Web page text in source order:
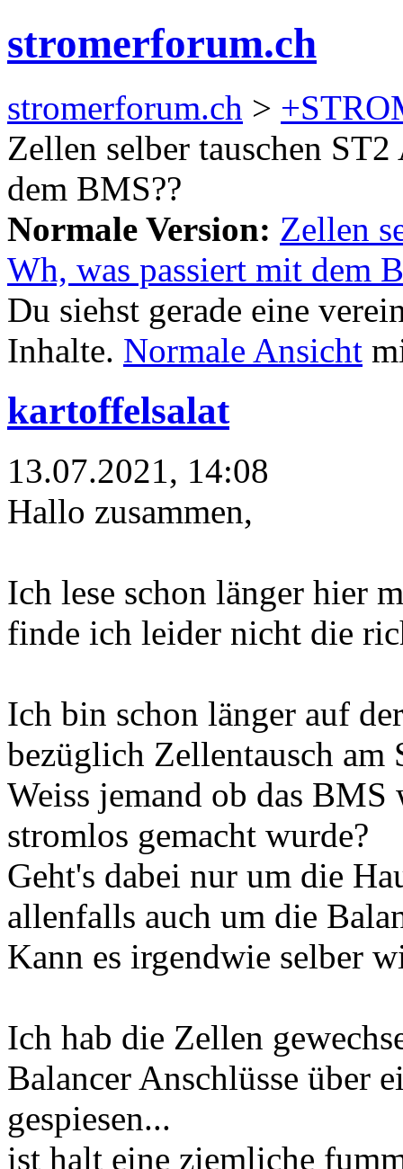
stromerforum.ch
stromerforum.ch >
Zellen selber tauschen
dem BMS??
Normale Version: Zellen
Wh, was passiert mit dem
Du siehst gerade eine
Inhalte. Normale Ansicht
kartoffelsalat
13.07.2021, 14:08
Hallo zusammen,
Ich lese schon länger hier
finde ich leider nicht die
Ich bin schon länger auf
bezüglich Zellentausch
Weiss jemand ob das
stromlos gemacht wurde?
Geht's dabei nur um die
allenfalls auch um die
Kann es irgendwie selber
Ich hab die Zellen
Balancer Anschlüsse über
gespiesen...
ist halt eine ziemliche